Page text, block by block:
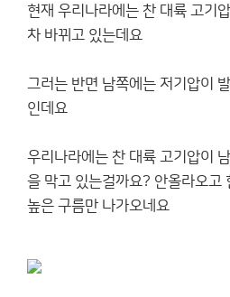
현재 우리나라에는 찬 대륙 고기
차 바뀌고 있는데요
그러는 반면 남쪽에는 저기압이
인데요
우리나라에는 찬 대륙 고기압이
을 막고 있는걸까요? 안올라오고
높은 구름만 나가오네요